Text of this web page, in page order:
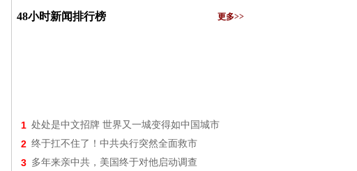
48小时新闻排行榜 更多>>
1 处处是中文招牌 世界又一城变得如中国城市
2 终于扛不住了！中共央行突然全面救市
3 多年来亲中共，美国终于对他启动调查